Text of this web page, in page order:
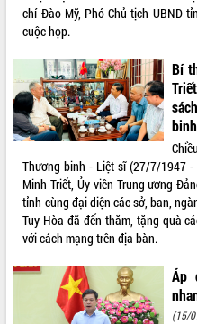
Đắk Lắk rà soát, điều chỉnh Đề án 190
về phát triển nuôi trồng thủy sản
Phó Chủ tịch UBND tỉnh Đắk Lắk
Trương Công Thái kiểm tra thực địa
Dự án cao tốc Khánh Hòa - Buôn Ma
Thuột
Định vị cà phê Việt Nam như một “di
sản sống” trong dòng chảy toàn cầu
Xây dựng nông thôn mới: Nâng cao đời
sống người dân từ những mô hình thiết
thực
Quyết liệt tháo gỡ vướng mắc, đẩy
nhanh tiến độ các dự án trọng điểm
trong Khu kinh tế Nam Phú Yên
Hòn Yến phát triển du lịch gắn với bảo
chí Đào Mỹ, Phó Chủ tịch UBND
cuộc họp.
Bí
Thương binh - Liệt sĩ (27/7/1947
Minh Triết, Ủy viên Trung ương
tỉnh cùng đại diện các sở, ban,
Tuy Hòa đã đến thăm, tặng quà
với cách mạng trên địa bàn.
Áp
(15/